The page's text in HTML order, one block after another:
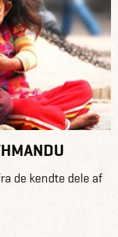
de kendte dele af